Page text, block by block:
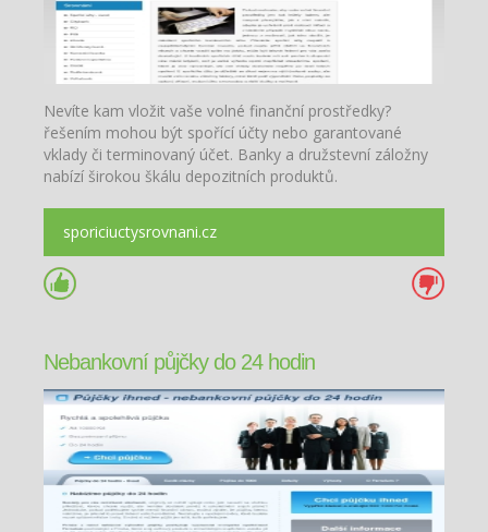
Nevíte kam vložit vaše volné finanční prostředky?
řešením mohou být spořící účty nebo garantované
vklady či terminovaný účet. Banky a družstevní záložny
nabízí širokou škálu depozitních produktů.
sporiciuctysrovnani.cz
Nebankovní půjčky do 24 hodin